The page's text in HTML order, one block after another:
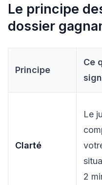
Le principe
dossier
Principe
Ce
Clarté
Le
2